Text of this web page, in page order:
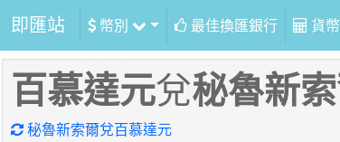
即匯站 幣別 最佳換匯銀行 貨
百慕達元兌秘魯新
秘魯新索爾兌百慕達元